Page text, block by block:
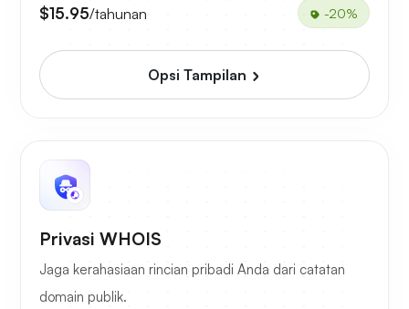
$15.95/tahunan -20%
Opsi Tampilan
Privasi WHOIS
Jaga kerahasiaan rincian pribadi Anda dari catatan
domain publik.